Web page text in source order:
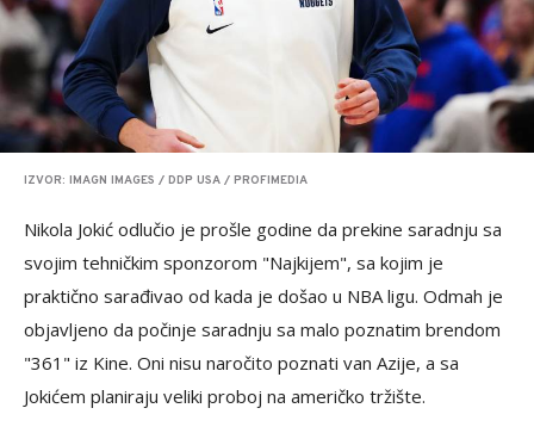
IZVOR: IMAGN IMAGES / DDP USA / PROFIMEDIA
Nikola Jokić odlučio je prošle godine da prekine saradnju sa
svojim tehničkim sponzorom "Najkijem", sa kojim je
praktično sarađivao od kada je došao u NBA ligu. Odmah je
objavljeno da počinje saradnju sa malo poznatim brendom
"361" iz Kine. Oni nisu naročito poznati van Azije, a sa
Jokićem planiraju veliki proboj na američko tržište.